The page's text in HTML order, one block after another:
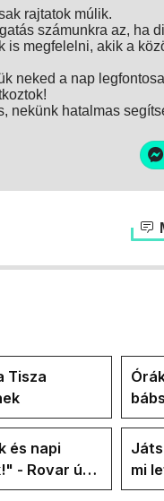
rajtatok múlik.
számunkra az, ha
is megfelelni, akik a
neked a nap
nekünk hatalmas
Tisza
és napi
- Rovar úr
a
mi